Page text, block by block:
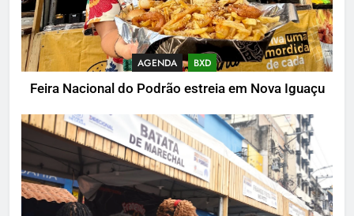
AGENDA BXD
Feira Nacional do Podrão estreia em Nova Iguaçu